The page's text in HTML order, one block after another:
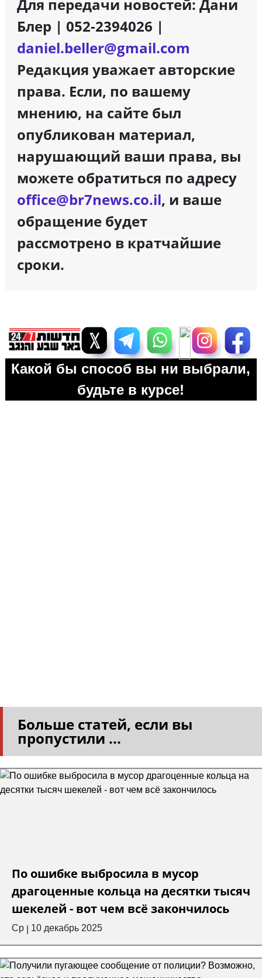
Для передачи новостей: Дани
Блер | 052-2394026 |
daniel.beller@gmail.com
Редакция уважает авторские
права. Если, по вашему
мнению, на сайте был
опубликован материал,
нарушающий ваши права, вы
можете обратиться по адресу
office@br7news.co.il, и ваше
обращение будет
рассмотрено в кратчайшие
сроки.
Какой бы способ вы ни выбрали,
будьте в курсе!
Больше статей, если вы
пропустили ...
По ошибке выбросила в мусор
драгоценные кольца на десятки тысяч
шекелей - вот чем всё закончилось
Ср 10 декабрь 2025